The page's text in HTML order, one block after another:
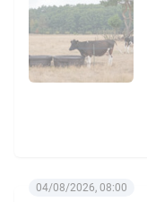
04/08/2026, 08:00